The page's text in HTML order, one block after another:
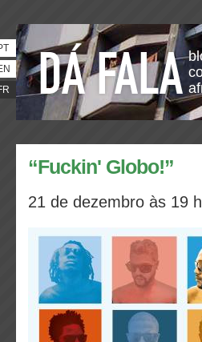
“Fuckin' Globo!”
21 de dezembro às 19